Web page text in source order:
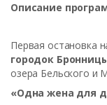
Описание
Первая остановка
городок
озера Бельского и
«Одна жена для